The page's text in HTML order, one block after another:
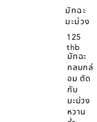
มัทฉะ
มะม่วง
125
thb
มัทฉะ
กลมกล่
อม ตัด
กับ
มะม่วง
หวาน